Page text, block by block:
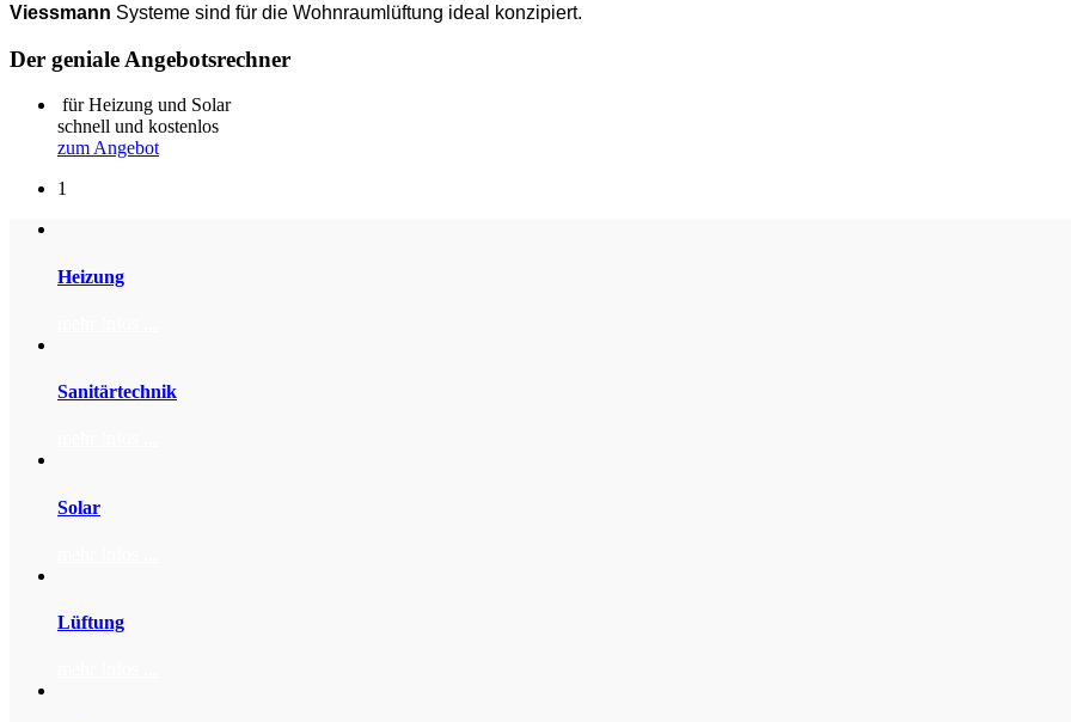
Viessmann Systeme sind für die Wohnraumlüftung ideal konzipiert.
Der geniale Angebotsrechner
für Heizung und Solar
schnell und kostenlos
zum Angebot
1
Heizung
Sanitärtechnik
Solar
Lüftung